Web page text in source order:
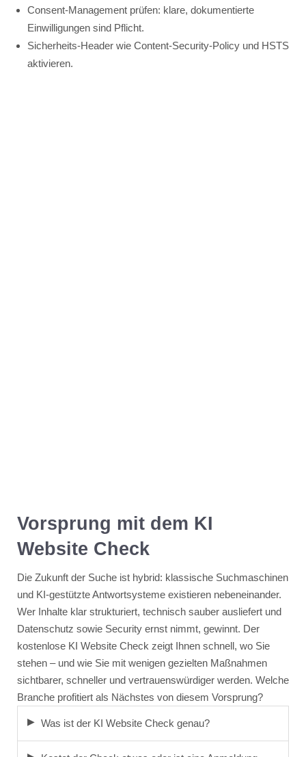
Consent-Management prüfen: klare, dokumentierte
Einwilligungen sind Pflicht.
Sicherheits-Header wie Content-Security-Policy und HSTS
aktivieren.
Vorsprung mit dem KI
Website Check
Die Zukunft der Suche ist hybrid: klassische Suchmaschinen
und KI-gestützte Antwortsysteme existieren nebeneinander.
Wer Inhalte klar strukturiert, technisch sauber ausliefert und
Datenschutz sowie Security ernst nimmt, gewinnt. Der
kostenlose KI Website Check zeigt Ihnen schnell, wo Sie
stehen – und wie Sie mit wenigen gezielten Maßnahmen
sichtbarer, schneller und vertrauenswürdiger werden. Welche
Branche profitiert als Nächstes von diesem Vorsprung?
Was ist der KI Website Check genau?